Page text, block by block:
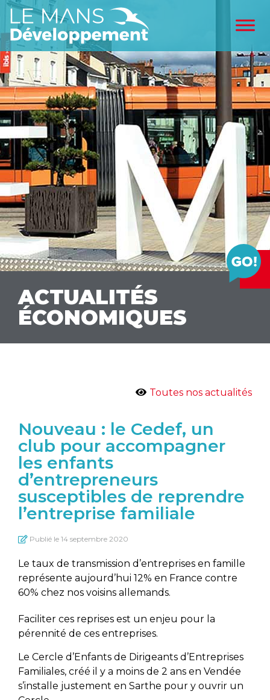
ACTUALITÉS
ÉCONOMIQUES
Toutes nos actualités
Nouveau : le Cedef, un
club pour accompagner
les enfants
d’entrepreneurs
susceptibles de reprendre
l’entreprise familiale
Publié le 14 septembre 2020
Le taux de transmission d’entreprises en famille
représente aujourd’hui 12% en France contre
60% chez nos voisins allemands.
Faciliter ces reprises est un enjeu pour la
pérennité de ces entreprises.
Le Cercle d’Enfants de Dirigeants d’Entreprises
Familiales, créé il y a moins de 2 ans en Vendée
s’installe justement en Sarthe pour y ouvrir un